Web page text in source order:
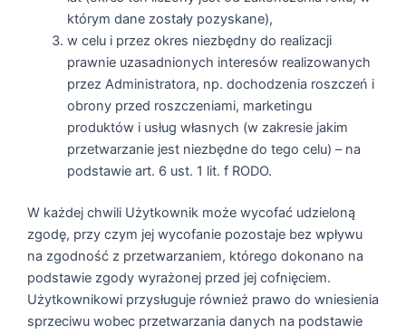
którym dane zostały pozyskane),
w celu i przez okres niezbędny do realizacji
prawnie uzasadnionych interesów realizowanych
przez Administratora, np. dochodzenia roszczeń i
obrony przed roszczeniami, marketingu
produktów i usług własnych (w zakresie jakim
przetwarzanie jest niezbędne do tego celu) – na
podstawie art. 6 ust. 1 lit. f RODO.
W każdej chwili Użytkownik może wycofać udzieloną
zgodę, przy czym jej wycofanie pozostaje bez wpływu
na zgodność z przetwarzaniem, którego dokonano na
podstawie zgody wyrażonej przed jej cofnięciem.
Użytkownikowi przysługuje również prawo do wniesienia
sprzeciwu wobec przetwarzania danych na podstawie